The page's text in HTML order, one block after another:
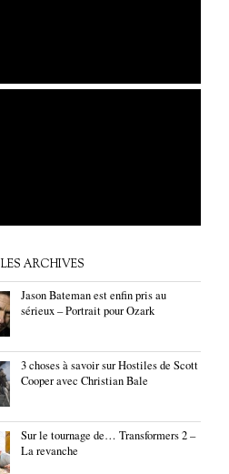
ARCHIVES
Jason Bateman est enfin pris au
sérieux – Portrait pour Ozark
3 choses à savoir sur Hostiles de Scott
Cooper avec Christian Bale
Sur le tournage de… Transformers 2 –
La revanche